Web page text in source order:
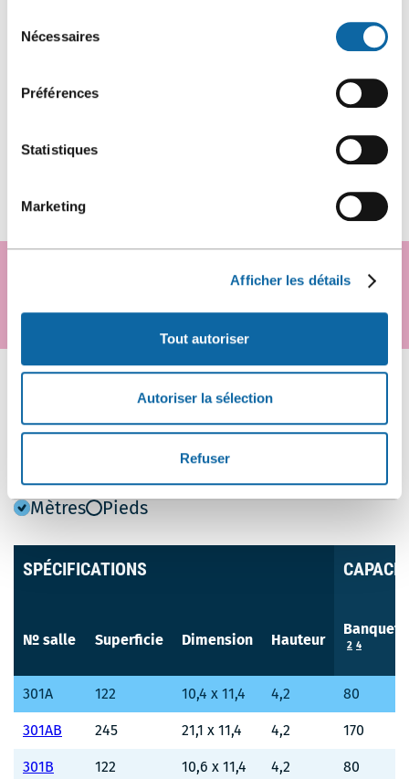
Nécessaires
Préférences
Statistiques
Marketing
Afficher les détails
Tout autoriser
Autoriser la sélection
Refuser
VOUS PLANIFIEZ UN ÉVÉNEMENT?
COMPAREZ LES INFORMATIONS DES SALLES
DU MÊME NIVEAU
UNITÉ DE MESURE:
Mètres Pieds
SPÉCIFICATIONS
№ salle Superficie Dimension Hauteur
Banquet
2 4
301A 122 10,4 x 11,4 4,2 80
301AB 245 21,1 x 11,4 4,2 170
301B 122 10,6 x 11,4 4,2 80